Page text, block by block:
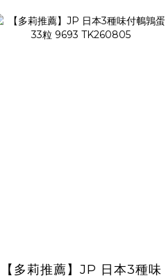
【多莉推薦】JP 日本3種味